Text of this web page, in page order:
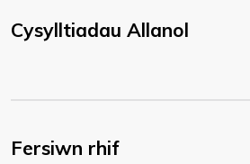
Cysylltiadau Allanol
Fersiwn rhif